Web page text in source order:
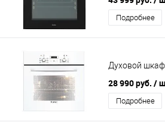
Подробнее
Духовой
28 990 руб. /
Подробнее